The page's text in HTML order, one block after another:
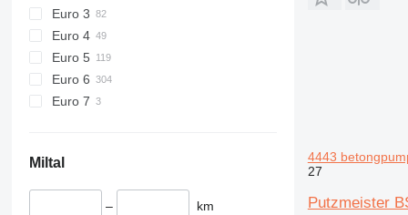
Euro 3
Euro 4
Euro 5
Euro 6
Euro 7
Miltal
– km
4443
27
Putzmeister